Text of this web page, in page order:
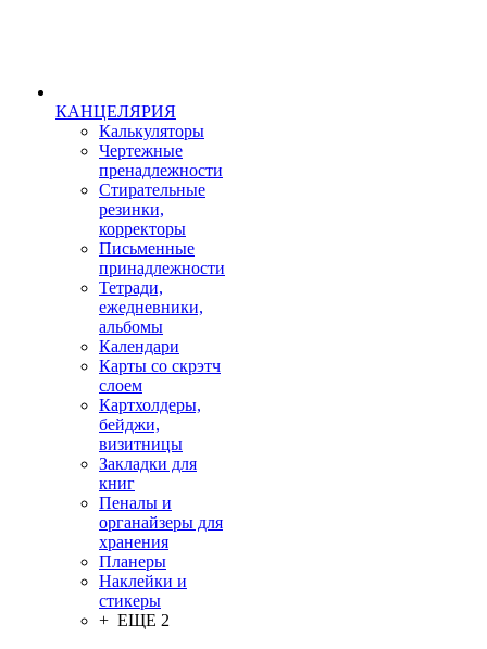
КАНЦЕЛЯРИЯ
Калькуляторы
Чертежные
пренадлежности
Стирательные
резинки,
корректоры
Письменные
принадлежности
Тетради,
ежедневники,
альбомы
Календари
Карты со скрэтч
слоем
Картхолдеры,
бейджи,
визитницы
Закладки для
книг
Пеналы и
органайзеры для
хранения
Планеры
Наклейки и
стикеры
+ ЕЩЕ 2